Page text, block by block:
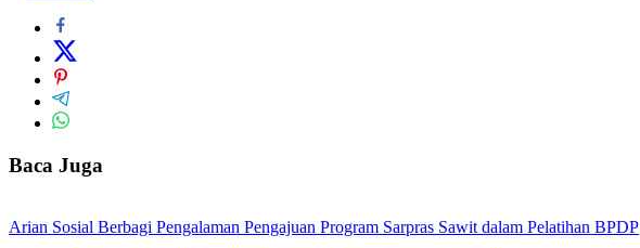
Baca Juga
Arian Sosial Berbagi Pengalaman Pengajuan Program Sarpras Sawit dalam Pelatihan BPDP